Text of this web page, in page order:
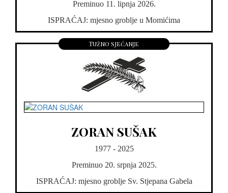
Preminuo 11. lipnja 2026.
ISPRAĆAJ: mjesno groblje u Momićima
Tužno sjećanje
ZORAN SUŠAK
1977 - 2025
Preminuo 20. srpnja 2025.
ISPRAĆAJ: mjesno groblje Sv. Stjepana Gabela